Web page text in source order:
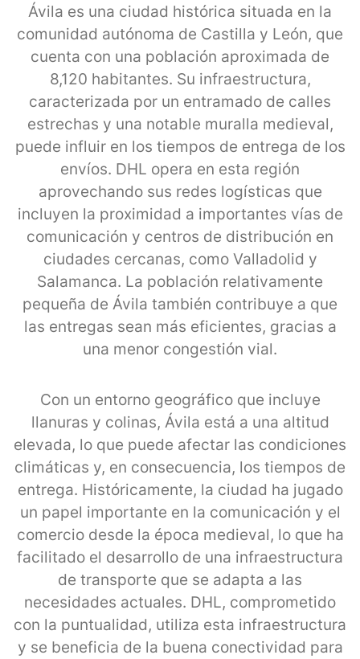
Ávila es una ciudad histórica situada en la
comunidad autónoma de Castilla y León, que
cuenta con una población aproximada de
8,120 habitantes. Su infraestructura,
caracterizada por un entramado de calles
estrechas y una notable muralla medieval,
puede influir en los tiempos de entrega de los
envíos. DHL opera en esta región
aprovechando sus redes logísticas que
incluyen la proximidad a importantes vías de
comunicación y centros de distribución en
ciudades cercanas, como Valladolid y
Salamanca. La población relativamente
pequeña de Ávila también contribuye a que
las entregas sean más eficientes, gracias a
una menor congestión vial.
Con un entorno geográfico que incluye
llanuras y colinas, Ávila está a una altitud
elevada, lo que puede afectar las condiciones
climáticas y, en consecuencia, los tiempos de
entrega. Históricamente, la ciudad ha jugado
un papel importante en la comunicación y el
comercio desde la época medieval, lo que ha
facilitado el desarrollo de una infraestructura
de transporte que se adapta a las
necesidades actuales. DHL, comprometido
con la puntualidad, utiliza esta infraestructura
y se beneficia de la buena conectividad para